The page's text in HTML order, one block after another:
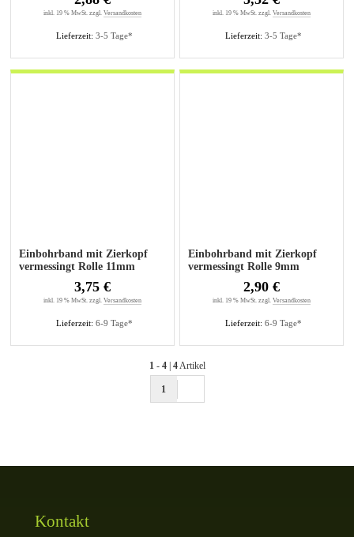
Lieferzeit: 3-5 Tage*
inkl. 19 % MwSt. zzgl. Versandkosten
Lieferzeit: 3-5 Tage*
inkl. 19 % MwSt. zzgl. Versandkosten
Einbohrband mit Zierkopf
vermessingt Rolle 11mm
Lieferzeit: 6-9 Tage*
3,75 €
inkl. 19 % MwSt. zzgl. Versandkosten
Einbohrband mit Zierkopf
vermessingt Rolle 9mm
Lieferzeit: 6-9 Tage*
2,90 €
inkl. 19 % MwSt. zzgl. Versandkosten
1- 4| 4Artikel
1
Kontakt